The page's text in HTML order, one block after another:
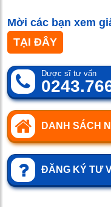
Mời các bạn xem
TẠI ĐÂY
Dược sĩ tư vấn
DANH SÁCH
ĐĂNG KÝ TƯ